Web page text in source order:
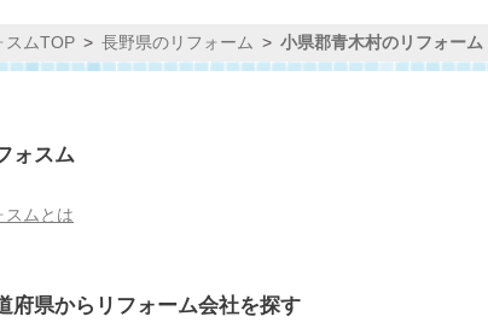
スムTOP 長野県のリフォーム 小県郡青木村のリフォーム
ォスム
スムとは
府県からリフォーム会社を探す